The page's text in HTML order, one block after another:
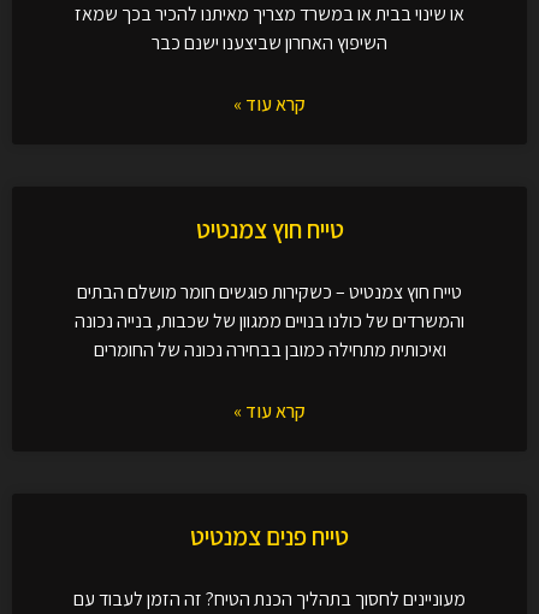
או שינוי בבית או במשרד מצריך מאיתנו להכיר בכך שמאז
השיפוץ האחרון שביצענו ישנם כבר
קרא עוד »
טייח חוץ צמנטיט
טייח חוץ צמנטיט – כשקירות פוגשים חומר מושלם הבתים
והמשרדים של כולנו בנויים ממגוון של שכבות, בנייה נכונה
ואיכותית מתחילה כמובן בבחירה נכונה של החומרים
קרא עוד »
טייח פנים צמנטיט
מעוניינים לחסוך בתהליך הכנת הטיח? זה הזמן לעבוד עם